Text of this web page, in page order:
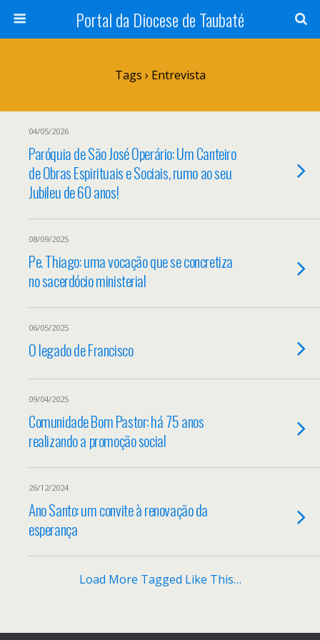
Portal da Diocese de Taubaté
Tags › Entrevista
04/05/2026
Paróquia de São José Operário: Um Canteiro
de Obras Espirituais e Sociais, rumo ao seu
Jubileu de 60 anos!
08/09/2025
Pe. Thiago: uma vocação que se concretiza
no sacerdócio ministerial
06/05/2025
O legado de Francisco
09/04/2025
Comunidade Bom Pastor: há 75 anos
realizando a promoção social
26/12/2024
Ano Santo: um convite à renovação da
esperança
Load More Tagged Like This…